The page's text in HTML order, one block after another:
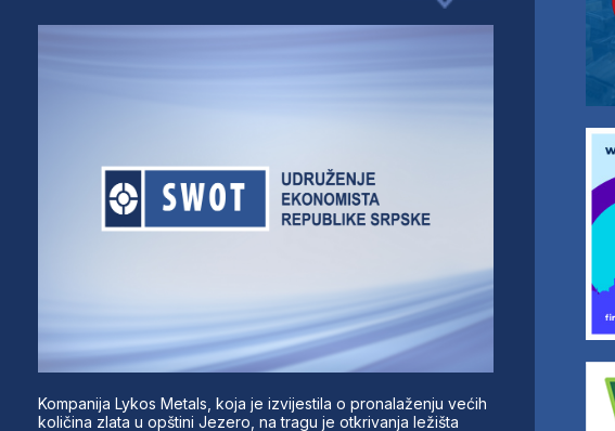
Kompanija Lykos Metals, koja je izvijestila o pronalaženju većih
količina zlata u opštini Jezero, na tragu je otkrivanja ležišta